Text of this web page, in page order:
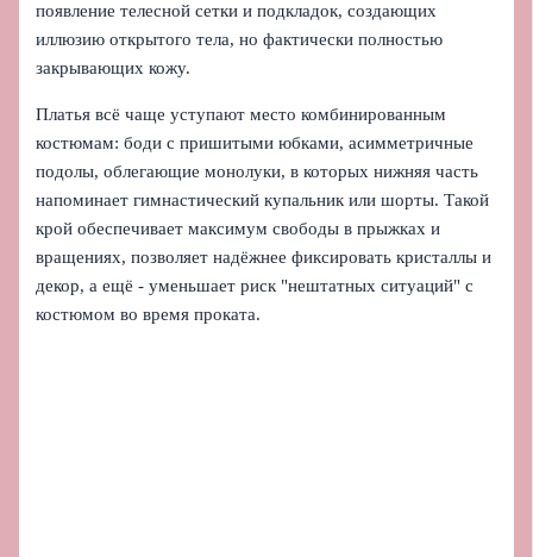
появление телесной сетки и подкладок, создающих
иллюзию открытого тела, но фактически полностью
закрывающих кожу.
Платья всё чаще уступают место комбинированным
костюмам: боди с пришитыми юбками, асимметричные
подолы, облегающие монолуки, в которых нижняя часть
напоминает гимнастический купальник или шорты. Такой
крой обеспечивает максимум свободы в прыжках и
вращениях, позволяет надёжнее фиксировать кристаллы и
декор, а ещё - уменьшает риск "нештатных ситуаций" с
костюмом во время проката.